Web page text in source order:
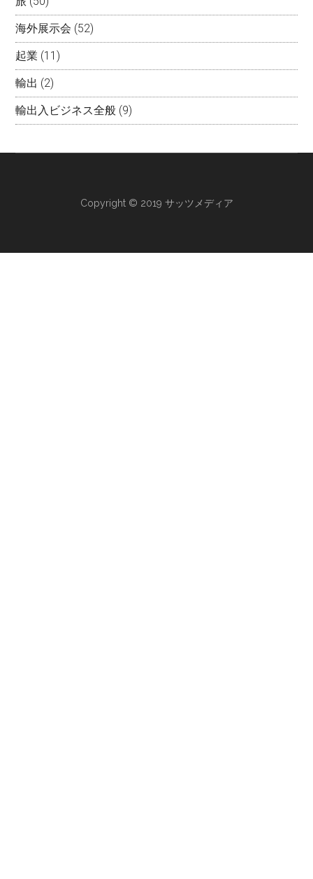
海外展示会 (52)
起業 (11)
輸出 (2)
輸出入ビジネス全般 (9)
Copyright © 2019 サッツメディア